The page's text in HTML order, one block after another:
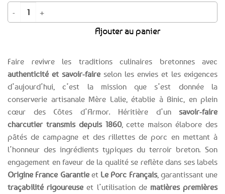
Faire revivre les traditions culinaires bretonnes avec
authenticité et savoir-faire selon les envies et les exigences
d’aujourd’hui, c’est la mission que s’est donnée la
conserverie artisanale Mère Lalie, établie à Binic, en plein
cœur des Côtes d’Armor. Héritière d’un savoir-faire
charcutier transmis depuis 1860, cette maison élabore des
pâtés de campagne et des rillettes de porc en mettant à
l’honneur des ingrédients typiques du terroir breton. Son
engagement en faveur de la qualité se reflète dans ses labels
Origine France Garantieet Le Porc Français, garantissant une
traçabilité rigoureuse et l’utilisation de matières premières
quantité de Rillettes de Bretagne - 180g
Ajouter au panier